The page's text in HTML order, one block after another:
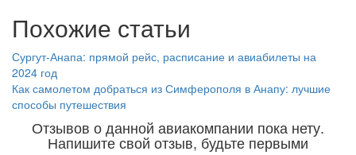
Похожие статьи
Сургут-Анапа: прямой рейс, расписание и авиабилеты на
2024 год
Как самолетом добраться из Симферополя в Анапу: лучшие
способы путешествия
Отзывов о данной авиакомпании пока нету.
Напишите свой отзыв, будьте первыми